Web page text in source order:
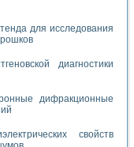
для исследования
диагностики
дифракционные
свойств